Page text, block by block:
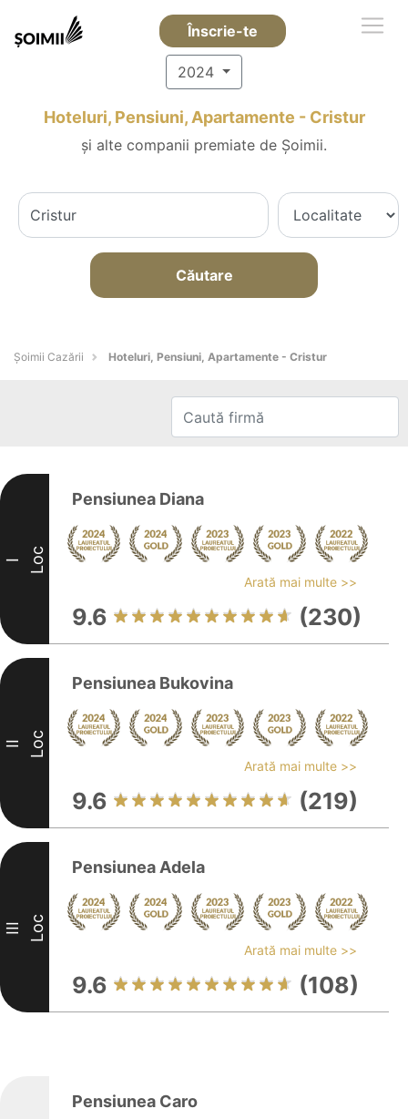
Înscrie-te
2024
Hoteluri, Pensiuni, Apartamente - Cristur
și alte companii premiate de Șoimii.
Căutare
Șoimii Cazării Hoteluri, Pensiuni, Apartamente - Cristur
I Loc
Pensiunea Diana
Arată mai multe >>
9.6 (230)
II Loc
Pensiunea Bukovina
Arată mai multe >>
9.6 (219)
III Loc
Pensiunea Adela
Arată mai multe >>
9.6 (108)
Pensiunea Caro